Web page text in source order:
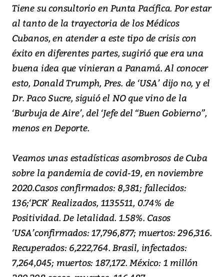
Tiene su consultorio en Punta Pacífica. Por estar
al tanto de la trayectoria de los Médicos
Cubanos, en atender a este tipo de crisis con
éxito en diferentes partes, sugirió que era una
buena idea que vinieran a Panamá. Al conocer
esto, Donald Trumph, Pres. de ‘USA’ dijo no, y el
Dr. Paco Sucre, siguió el NO que vino de la
‘Burbuja de Aire’, del ‘Jefe del “Buen Gobierno”,
menos en Deporte.
Veamos unas estadísticas asombrosos de Cuba
sobre la pandemia de covid-19, en noviembre
2020.Casos confirmados: 8,381; fallecidos:
136;‘PCR’ Realizados, 1135511, 0.74% de
Positividad. De letalidad. 1.58%. Casos
‘USA’confirmados: 17,796,877; muertos: 296,316.
Recuperados: 6,222,764. Brasil, infectados:
7,264,045; muertos: 187,172. México: 1 millón